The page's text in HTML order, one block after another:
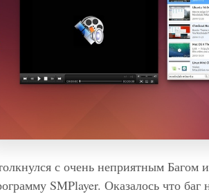
с очень неприятным Багом
SMPlayer. Оказалось что баг